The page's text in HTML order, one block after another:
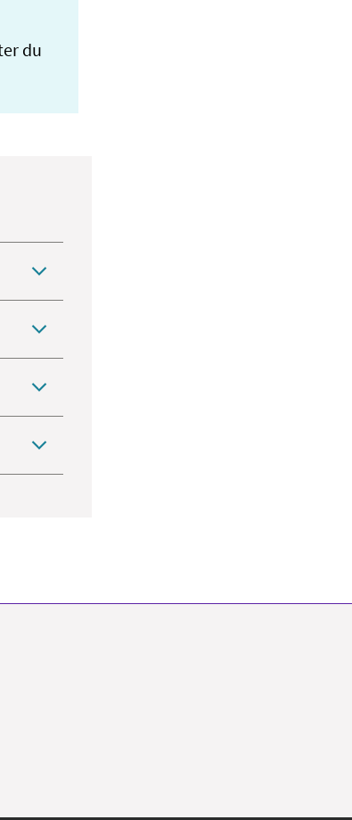
du